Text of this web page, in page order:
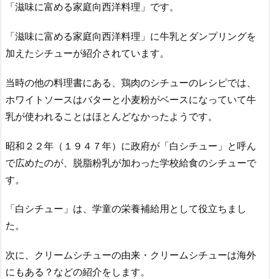
「滋味に富める家庭向西洋料理」です。
「滋味に富める家庭向西洋料理」に牛乳とダンプリングを
加えたシチューが紹介されています。
当時の他の料理書にある、鶏肉のシチューのレシピでは、
ホワイトソースはバターと小麦粉がベースになっていて牛
乳が使われることはほとんどなかったようです。
昭和２２年（１９４７年）に政府が「白シチュー」と呼ん
で広めたのが、脱脂粉乳が加わった学校給食のシチューで
す。
「白シチュー」は、学童の栄養補給用として役立ちまし
た。
次に、クリームシチューの由来・クリームシチューは海外
にもある？などの紹介をします。